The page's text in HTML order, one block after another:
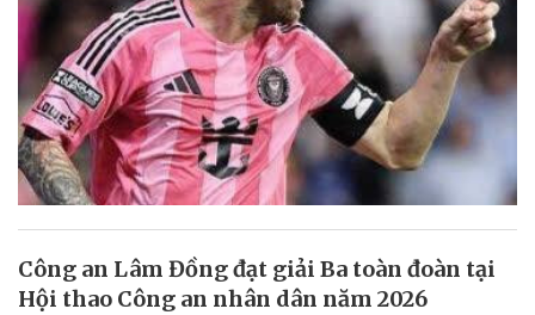
Công an Lâm Đồng đạt giải Ba toàn đoàn tại
Hội thao Công an nhân dân năm 2026